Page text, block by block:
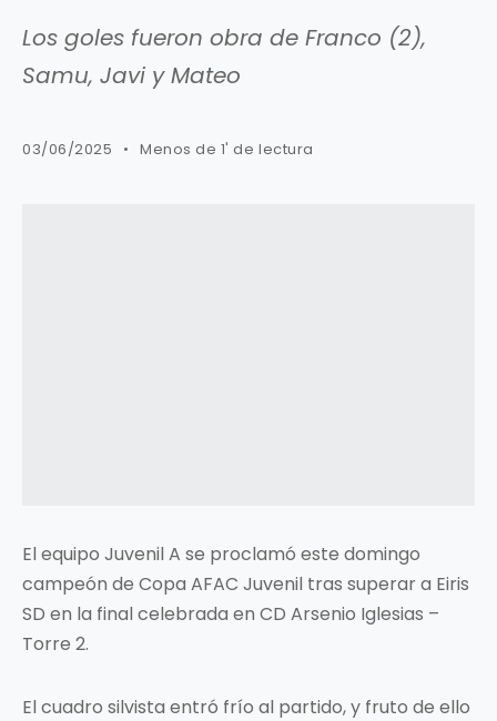
Los goles fueron obra de Franco (2),
Samu, Javi y Mateo
03/06/2025 Menos de 1' de lectura
El equipo Juvenil A se proclamó este domingo
campeón de Copa AFAC Juvenil tras superar a Eiris
SD en la final celebrada en CD Arsenio Iglesias –
Torre 2.
El cuadro silvista entró frío al partido, y fruto de ello